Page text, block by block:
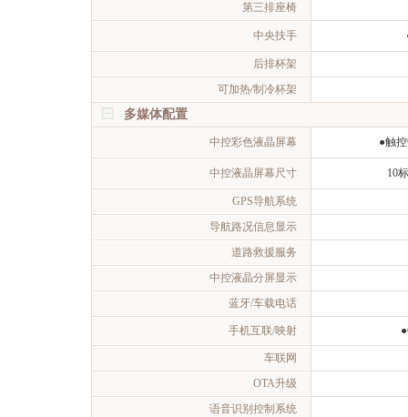
第三排座椅
中央扶手
后排杯架
可加热/制冷杯架
多媒体配置
中控彩色液晶屏幕 ●触
中控液晶屏幕尺寸 10
GPS导航系统
导航路况信息显示
道路救援服务
中控液晶分屏显示
蓝牙/车载电话
手机互联/映射
车联网
OTA升级
语音识别控制系统